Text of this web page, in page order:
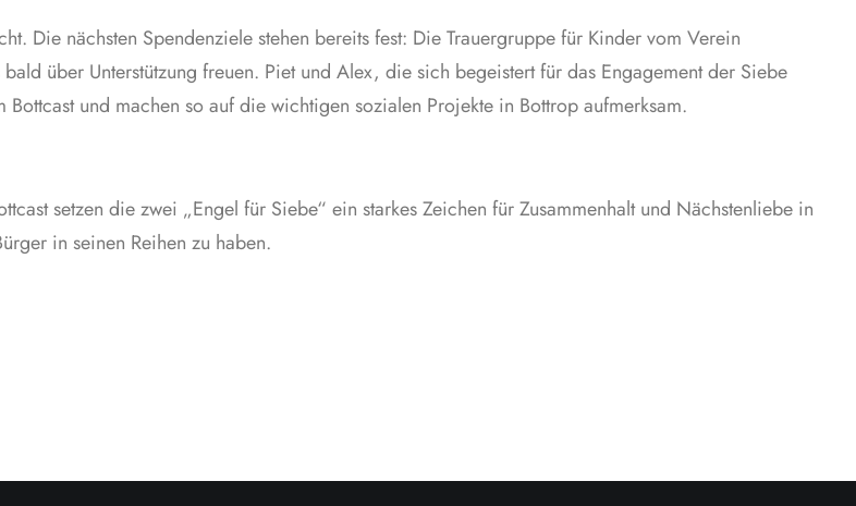
Die nächsten Spendenziele stehen bereits fest: Die Trauergruppe für Kinder vom Verein
über Unterstützung freuen. Piet und Alex, die sich begeistert für das Engagement der Siebe
und machen so auf die wichtigen sozialen Projekte in Bottrop aufmerksam.
setzen die zwei „Engel für Siebe“ ein starkes Zeichen für Zusammenhalt und Nächstenliebe in
in seinen Reihen zu haben.